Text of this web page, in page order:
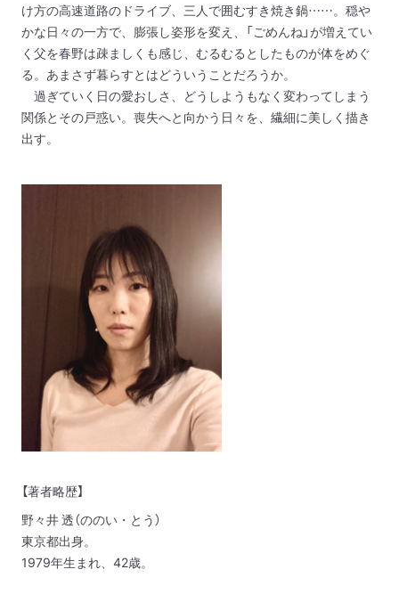
け方の高速道路のドライブ、三人で囲むすき焼き鍋……。穏や
かな日々の一方で、膨張し姿形を変え、「ごめんね」が増えてい
く父を春野は疎ましくも感じ、むるむるとしたものが体をめぐ
る。あまさず暮らすとはどういうことだろうか。
過ぎていく日の愛おしさ、どうしようもなく変わってしまう
関係とその戸惑い。喪失へと向かう日々を、繊細に美しく描き
出す。
【著者略歴】
野々井 透（ののい・とう）
東京都出身。
1979年生まれ、42歳。